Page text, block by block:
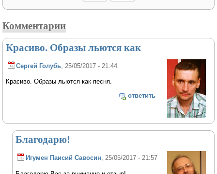
Комментарии
Красиво. Образы льются как
Сергей Голубь , 25/05/2017 - 21:44
Красиво. Образы льются как песня.
ответить
Благодарю!
Игумен Паисий Савосин, 25/05/2017 - 21:57